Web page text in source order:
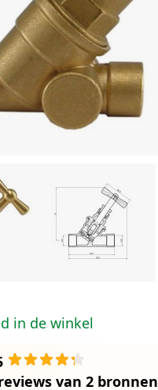
in de winkel
van 2 bronnen